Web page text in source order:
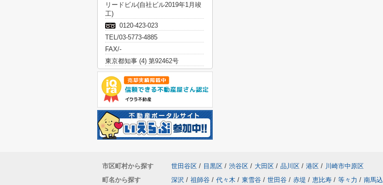
リードビル(自社ビル2019年1月竣
工)
0120-423-023
TEL/03-5773-4885
FAX/-
東京都知事 (4) 第92462号
市区町村から探す 世田谷区 / 目黒区 / 渋谷区 / 大田区 / 品川区 / 港区 / 川崎市中原区
町名から探す
深沢 / 祖師谷 / 代々木 / 東雪谷 / 世田谷 / 赤堤 / 恵比寿 / 等々力 / 南馬込